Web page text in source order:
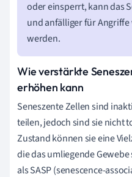
oder einsperrt, kann das
und anfälliger für
werden.
Wie verstärkte
erhöhen kann
Seneszente Zellen sind
teilen, jedoch sind sie nicht
Zustand können sie eine
die das umliegende
als SASP (senescence-